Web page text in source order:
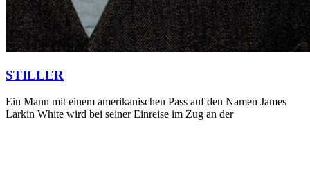
STILLER
Ein Mann mit einem amerikanischen Pass auf den Namen James
Larkin White wird bei seiner Einreise im Zug an der